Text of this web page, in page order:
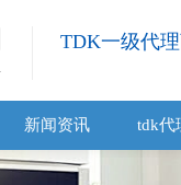
TDK一级代
新闻资讯 tdk代